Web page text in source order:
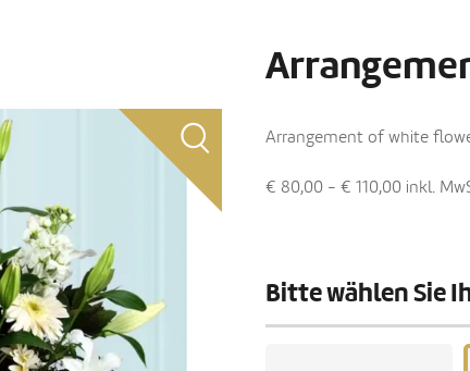
Arrangement of white
€ 80,00 - € 110,00 inkl.
Bitte wählen Sie